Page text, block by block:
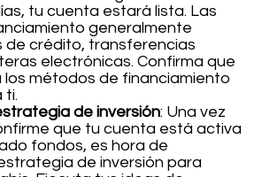
tu cuenta estará lista. Las
generalmente
de crédito, transferencias
electrónicas. Confirma que
los métodos de financiamiento
ti.
de inversión: Una vez
que tu cuenta está activa
fondos, es hora de
de inversión para